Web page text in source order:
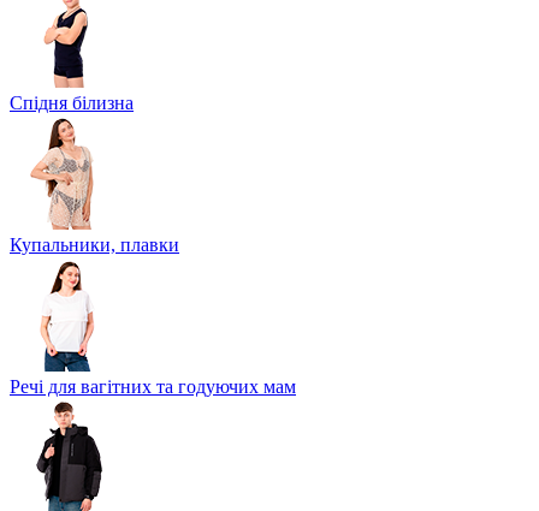
Спідня білизна
Купальники, плавки
Речі для вагітних та годуючих мам